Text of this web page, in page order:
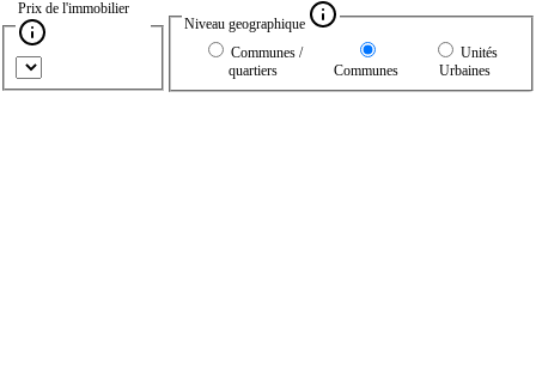
Prix de l'immobilier
Niveau geographique
Communes /
quartiers
Communes
Unités
Urbaines